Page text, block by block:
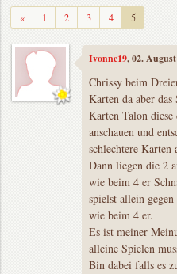
«Zurück1 2 3 4 5
Ivonne19, 02.
Chrissy beim
Karten da aber
Karten Talon
anschauen und
schlechtere Karten
Dann liegen die 2
wie beim 4 er
spielst allein
wie beim 4 er.
Es ist meiner
alleine Spielen
Bin dabei falls es